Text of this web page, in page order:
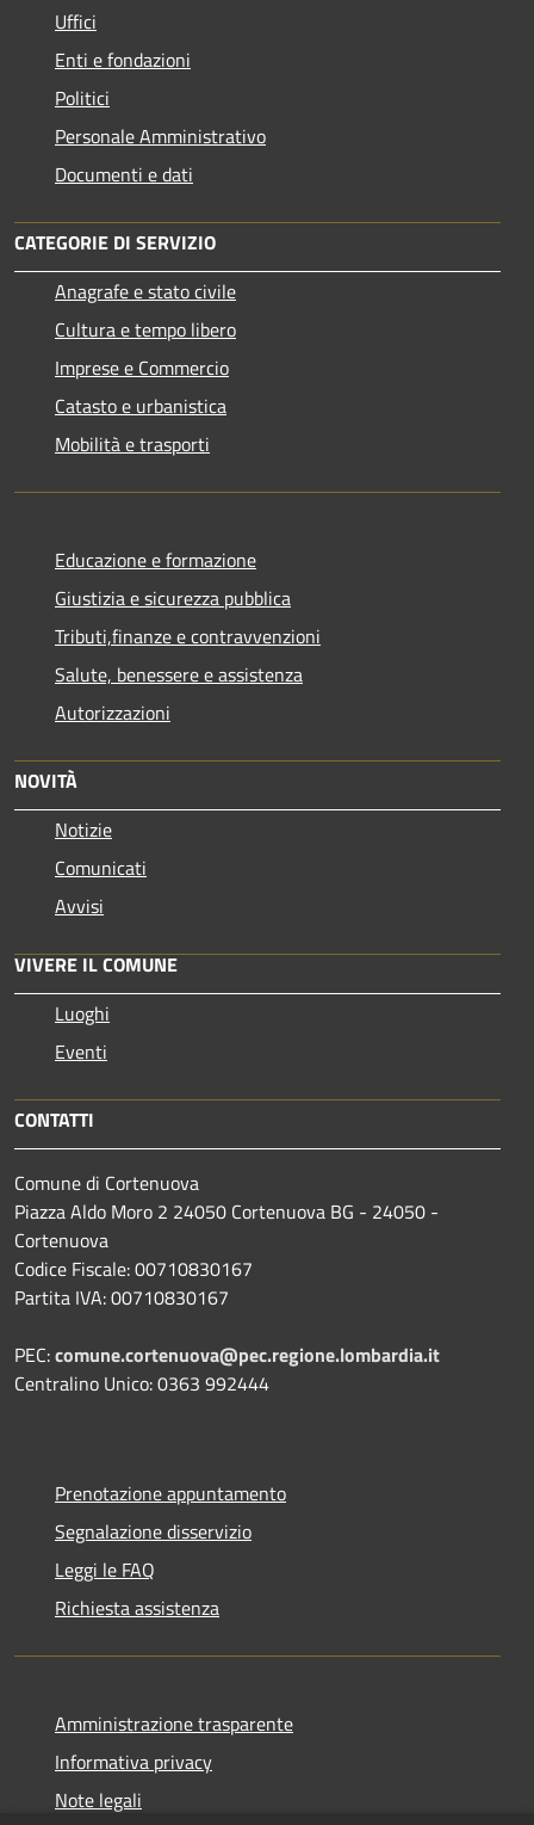
Uffici
Enti e fondazioni
Politici
Personale Amministrativo
Documenti e dati
CATEGORIE DI SERVIZIO
Anagrafe e stato civile
Cultura e tempo libero
Imprese e Commercio
Catasto e urbanistica
Mobilità e trasporti
Educazione e formazione
Giustizia e sicurezza pubblica
Tributi,finanze e contravvenzioni
Salute, benessere e assistenza
Autorizzazioni
NOVITÀ
Notizie
Comunicati
Avvisi
VIVERE IL COMUNE
Luoghi
Eventi
CONTATTI
Comune di Cortenuova
Piazza Aldo Moro 2 24050 Cortenuova BG - 24050 -
Cortenuova
Codice Fiscale: 00710830167
Partita IVA: 00710830167
PEC:comune.cortenuova@pec.regione.lombardia.it
Centralino Unico: 0363 992444
Prenotazione appuntamento
Segnalazione disservizio
Leggi le FAQ
Richiesta assistenza
Amministrazione trasparente
Informativa privacy
Note legali